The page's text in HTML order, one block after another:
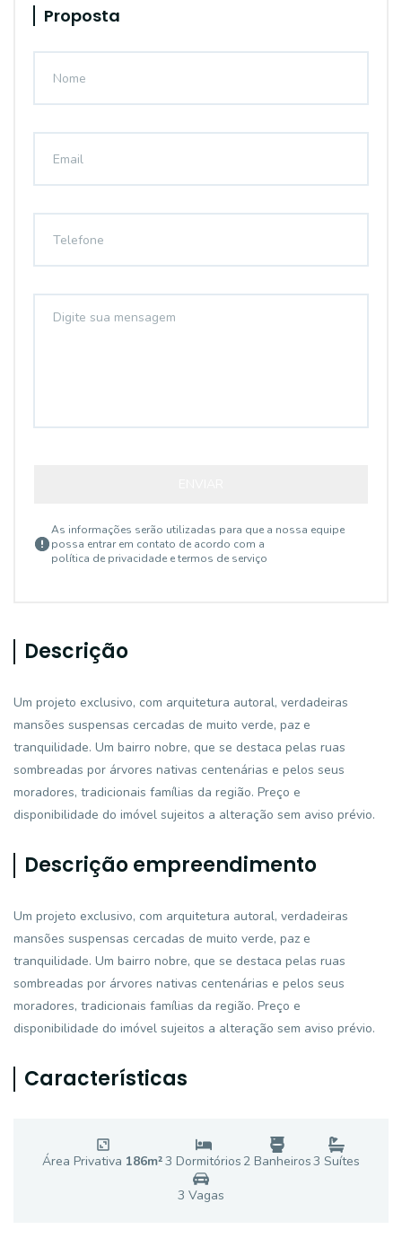
Proposta
As informações serão utilizadas para que a nossa equipe
possa entrar em contato de acordo com a
política de privacidade e termos de serviço
Descrição
Um projeto exclusivo, com arquitetura autoral, verdadeiras
mansões suspensas cercadas de muito verde, paz e
tranquilidade. Um bairro nobre, que se destaca pelas ruas
sombreadas por árvores nativas centenárias e pelos seus
moradores, tradicionais famílias da região. Preço e
disponibilidade do imóvel sujeitos a alteração sem aviso prévio.
Descrição empreendimento
Um projeto exclusivo, com arquitetura autoral, verdadeiras
mansões suspensas cercadas de muito verde, paz e
tranquilidade. Um bairro nobre, que se destaca pelas ruas
sombreadas por árvores nativas centenárias e pelos seus
moradores, tradicionais famílias da região. Preço e
disponibilidade do imóvel sujeitos a alteração sem aviso prévio.
Características
Área Privativa 186m²3 Dormitórios 2 Banheiros3 Suítes
3 Vagas